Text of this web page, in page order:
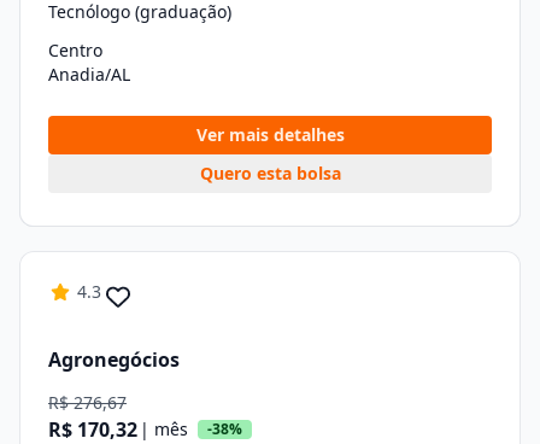
Tecnólogo (graduação)
Centro
Anadia/AL
Ver mais detalhes
Quero esta bolsa
4.3
Agronegócios
R$ 276,67
R$ 170,32 | mês -38%